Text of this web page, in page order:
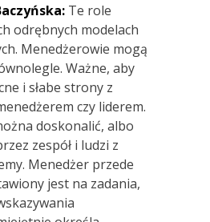
Te role
odrębnych modelach
Menedżerowie mogą
Ważne, aby
i słabe strony z
czy liderem.
doskonalić, albo
zespół i ludzi z
Menedżer przede
jest na zadania,